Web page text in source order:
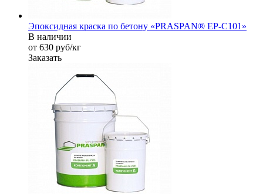
Эпоксидная краска по бетону «PRASPAN® EP-C101»
В наличии
от 630 руб/кг
Заказать